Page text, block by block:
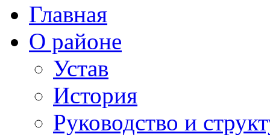
Главная
О районе
Устав
История
Руководство и